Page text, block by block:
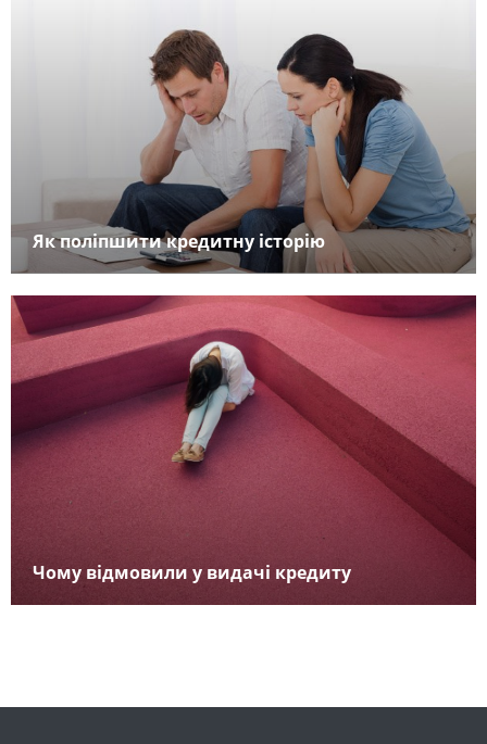
Як поліпшити кредитну історію
Чому відмовили у видачі кредиту